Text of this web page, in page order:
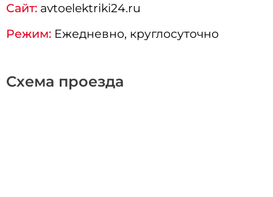
Схема проезда
Сайт: avtoelektriki24.ru
Режим: Ежедневно, круглосуточно